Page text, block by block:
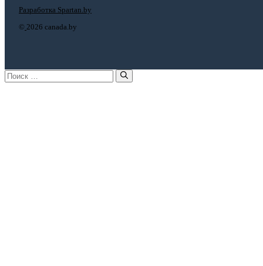
© 2026 canada.by
Разработка Spartan.by
Поиск: